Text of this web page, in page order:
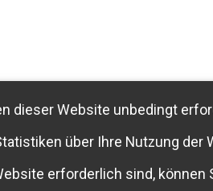
dieser Website unbedingt
über Ihre Nutzung
erforderlich sind,